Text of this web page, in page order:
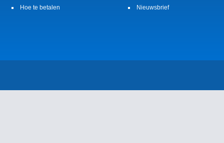
Hoe te betalen
Nieuwsbrief